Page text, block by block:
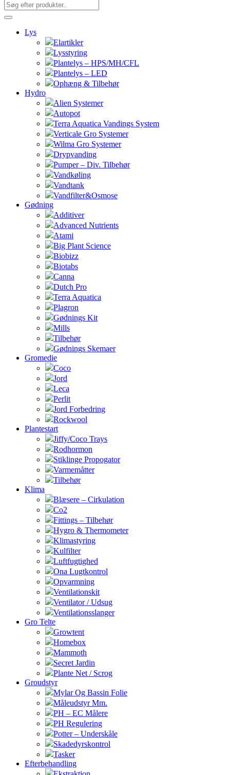
Lys
Elartikler
Lysstyring
Plantelys – HPS/MH/CFL
Plantelys – LED
Ophæng & Tilbehør
Hydro
Alien Systemer
Autopot
Terra Aquatica Vandings System
Verticale Gro Systemer
Wilma Gro Systemer
Drypvanding
Pumper – Div. Tilbehør
Vandkøling
Vandtank
Vandfilter&Osmose
Gødning
Additiver
Advanced Nutrients
Atami
Big Plant Science
Biobizz
Biotabs
Canna
Dutch Pro
Terra Aquatica
Plagron
Gødnings Kit
Mills
Tilbehør
Gødnings Skemaer
Gromedie
Coco
Jord
Leca
Perlit
Jord Forbedring
Rockwool
Plantestart
Jiffy/Coco Trays
Rodhormon
Stiklinge Propogator
Varmemåtter
Tilbehør
Klima
Blæsere – Cirkulation
Co2
Fittings – Tilbehør
Hygro & Thermometer
Klimastyring
Kulfilter
Luftfugtighed
Ona Lugtkontrol
Opvarmning
Ventilationskit
Ventilator / Udsug
Ventilationsslanger
Gro Telte
Growtent
Homebox
Mammoth
Secret Jardin
Plante Net / Scrog
Groudstyr
Mylar Og Bassin Folie
Måleudstyr Mm.
PH – EC Målere
PH Regulering
Potter – Underskåle
Skadedyrskontrol
Tasker
Efterbehandling